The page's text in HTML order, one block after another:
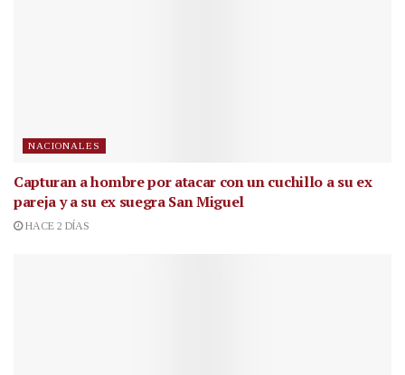
NACIONALES
Capturan a hombre por atacar con un cuchillo a su ex
pareja y a su ex suegra San Miguel
HACE 2 DÍAS